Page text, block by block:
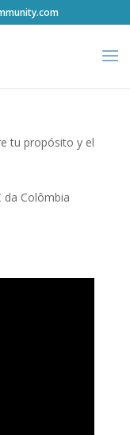
tu propósito y el
da Colômbia